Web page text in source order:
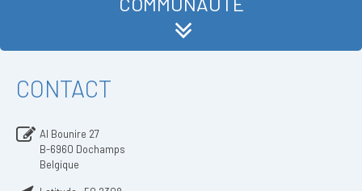
CONTACT
Al Bounire 27
B-6960 Dochamps
Belgique